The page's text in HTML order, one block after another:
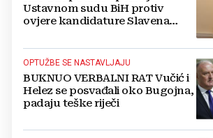
Ustavnom sudu BiH protiv
ovjere kandidature Slavena
OPTUŽBE SE NASTAVLJAJU
BUKNUO VERBALNI RAT Vučić i
Helez se posvađali oko Bugojna,
padaju teške riječi